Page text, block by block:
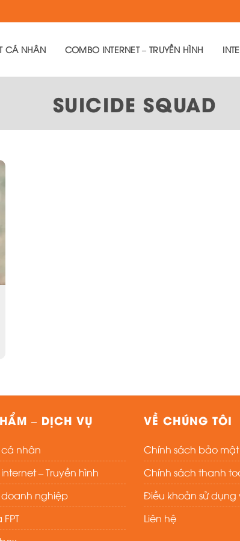
CÁ NHÂN COMBO INTERNET – TRUYỀN HÌNH
SUICIDE SQUAD
– DỊCH VỤ
nhân
– Truyền hình
doanh nghiệp
VỀ CHÚNG TÔI
Chính sách bảo mật
Chính sách thanh
Điều khoản sử dụng
Liên hệ